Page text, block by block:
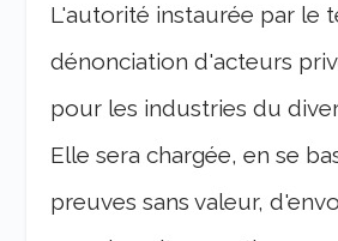
L'autorité instaurée par le
dénonciation d'acteurs
pour les industries du
Elle sera chargée, en se
preuves sans valeur,